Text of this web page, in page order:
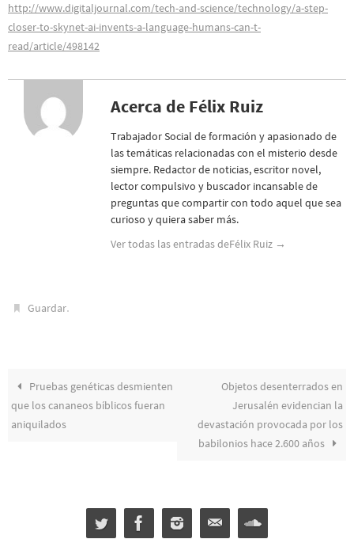
http://www.digitaljournal.com/tech-and-science/technology/a-step-
closer-to-skynet-ai-invents-a-language-humans-can-t-
read/article/498142
Acerca de Félix Ruiz
Trabajador Social de formación y apasionado de
las temáticas relacionadas con el misterio desde
siempre. Redactor de noticias, escritor novel,
lector compulsivo y buscador incansable de
preguntas que compartir con todo aquel que sea
curioso y quiera saber más.
Ver todas las entradas deFélix Ruiz →
Guardar.
Pruebas genéticas desmienten
que los cananeos bíblicos fueran
aniquilados
Objetos desenterrados en
Jerusalén evidencian la
devastación provocada por los
babilonios hace 2.600 años